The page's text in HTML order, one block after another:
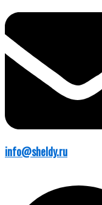
info@sheldy.ru